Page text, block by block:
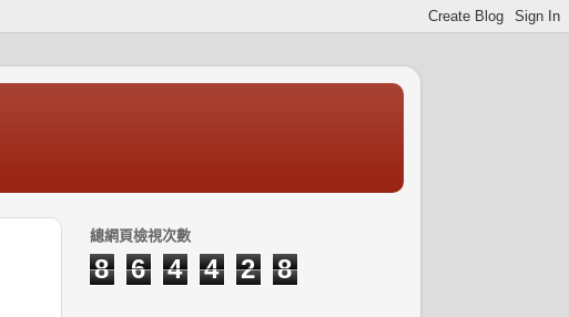
總網頁檢視次數
8 6 4 4 2 8